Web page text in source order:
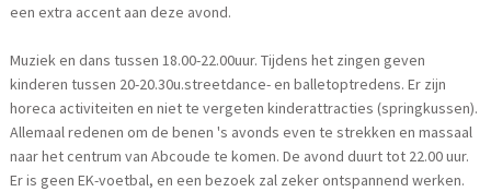
een extra accent aan deze avond.
Muziek en dans tussen 18.00-22.00uur. Tijdens het zingen geven
kinderen tussen 20-20.30u.streetdance- en balletoptredens. Er zijn
horeca activiteiten en niet te vergeten kinderattracties (springkussen).
Allemaal redenen om de benen 's avonds even te strekken en massaal
naar het centrum van Abcoude te komen. De avond duurt tot 22.00 uur.
Er is geen EK-voetbal, en een bezoek zal zeker ontspannend werken.